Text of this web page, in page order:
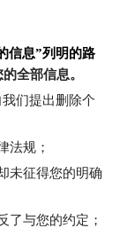
信息”列明的路
全部信息。
们提出删除个
法规；
未征得您的明确
了与您的约定；